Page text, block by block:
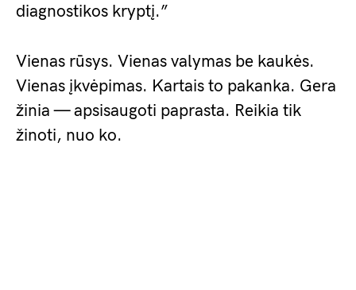
diagnostikos kryptį.”
Vienas rūsys. Vienas valymas be kaukės.
Vienas įkvėpimas. Kartais to pakanka. Gera
žinia — apsisaugoti paprasta. Reikia tik
žinoti, nuo ko.